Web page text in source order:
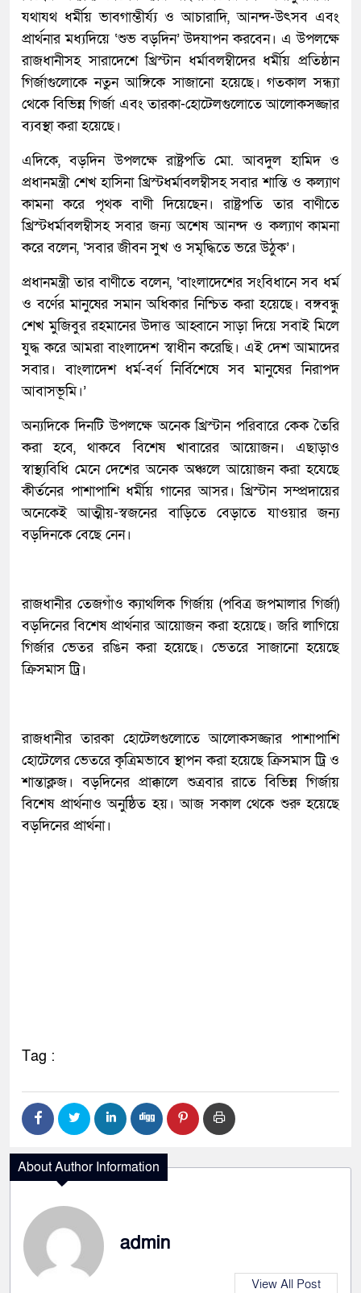
যথাযথ ধর্মীয় ভাবগাম্ভীর্য্য ও আচারাদি, আনন্দ-উৎসব এবং
প্রার্থনার মধ্যদিয়ে ‘শুভ বড়দিন’ উদযাপন করবেন। এ উপলক্ষে
রাজধানীসহ সারাদেশে খ্রিস্টান ধর্মাবলম্বীদের ধর্মীয় প্রতিষ্ঠান
গির্জাগুলোকে নতুন আঙ্গিকে সাজানো হয়েছে। গতকাল সন্ধ্যা
থেকে বিভিন্ন গির্জা এবং তারকা-হোটেলগুলোতে আলোকসজ্জার
ব্যবস্থা করা হয়েছে।
এদিকে, বড়দিন উপলক্ষে রাষ্ট্রপতি মো. আবদুল হামিদ ও
প্রধানমন্ত্রী শেখ হাসিনা খ্রিস্টধর্মাবলম্বীসহ সবার শান্তি ও কল্যাণ
কামনা করে পৃথক বাণী দিয়েছেন। রাষ্ট্রপতি তার বাণীতে
খ্রিস্টধর্মাবলম্বীসহ সবার জন্য অশেষ আনন্দ ও কল্যাণ কামনা
করে বলেন, ‘সবার জীবন সুখ ও সমৃদ্ধিতে ভরে উঠুক’।
প্রধানমন্ত্রী তার বাণীতে বলেন, ‘বাংলাদেশের সংবিধানে সব ধর্ম
ও বর্ণের মানুষের সমান অধিকার নিশ্চিত করা হয়েছে। বঙ্গবন্ধু
শেখ মুজিবুর রহমানের উদাত্ত আহ্বানে সাড়া দিয়ে সবাই মিলে
যুদ্ধ করে আমরা বাংলাদেশ স্বাধীন করেছি। এই দেশ আমাদের
সবার। বাংলাদেশ ধর্ম-বর্ণ নির্বিশেষে সব মানুষের নিরাপদ
আবাসভূমি।’
অন্যদিকে দিনটি উপলক্ষে অনেক খ্রিস্টান পরিবারে কেক তৈরি
করা হবে, থাকবে বিশেষ খাবারের আয়োজন। এছাড়াও
স্বাস্থ্যবিধি মেনে দেশের অনেক অঞ্চলে আয়োজন করা হযেছে
কীর্তনের পাশাপাশি ধর্মীয় গানের আসর। খ্রিস্টান সম্প্রদায়ের
অনেকেই আত্মীয়-স্বজনের বাড়িতে বেড়াতে যাওয়ার জন্য
বড়দিনকে বেছে নেন।
রাজধানীর তেজগাঁও ক্যাথলিক গির্জায় (পবিত্র জপমালার গির্জা)
বড়দিনের বিশেষ প্রার্থনার আয়োজন করা হয়েছে। জরি লাগিয়ে
গির্জার ভেতর রঙিন করা হয়েছে। ভেতরে সাজানো হয়েছে
ক্রিসমাস ট্রি।
রাজধানীর তারকা হোটেলগুলোতে আলোকসজ্জার পাশাপাশি
হোটেলের ভেতরে কৃত্রিমভাবে স্থাপন করা হয়েছে ক্রিসমাস ট্রি ও
শান্তাক্লজ। বড়দিনের প্রাক্কালে শুত্রবার রাতে বিভিন্ন গির্জায়
বিশেষ প্রার্থনাও অনুষ্ঠিত হয়। আজ সকাল থেকে শুরু হয়েছে
বড়দিনের প্রার্থনা।
Tag :
About Author Information
admin
View All Post